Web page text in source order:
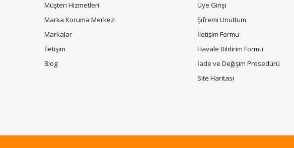
Müşteri Hizmetleri
Marka Koruma Merkezi
Markalar
İletişim
Blog
Üye Girişi
Şifremi Unuttum
İletişim Formu
Havale Bildirim Formu
İade ve Değişim Prosedürü
Site Haritası